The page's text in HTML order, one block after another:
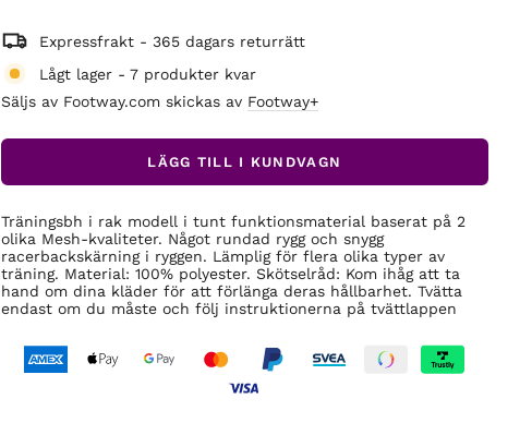
Expressfrakt - 365 dagars returrätt
Lågt lager - 7 produkter kvar
Säljs av Footway.com skickas av Footway+
LÄGG TILL I KUNDVAGN
Träningsbh i rak modell i tunt funktionsmaterial baserat på 2
olika Mesh-kvaliteter. Något rundad rygg och snygg
racerbackskärning i ryggen. Lämplig för flera olika typer av
träning. Material: 100% polyester. Skötselråd: Kom ihåg att ta
hand om dina kläder för att förlänga deras hållbarhet. Tvätta
endast om du måste och följ instruktionerna på tvättlappen